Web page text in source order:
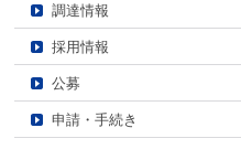
調達情報
採用情報
公募
申請・手続き